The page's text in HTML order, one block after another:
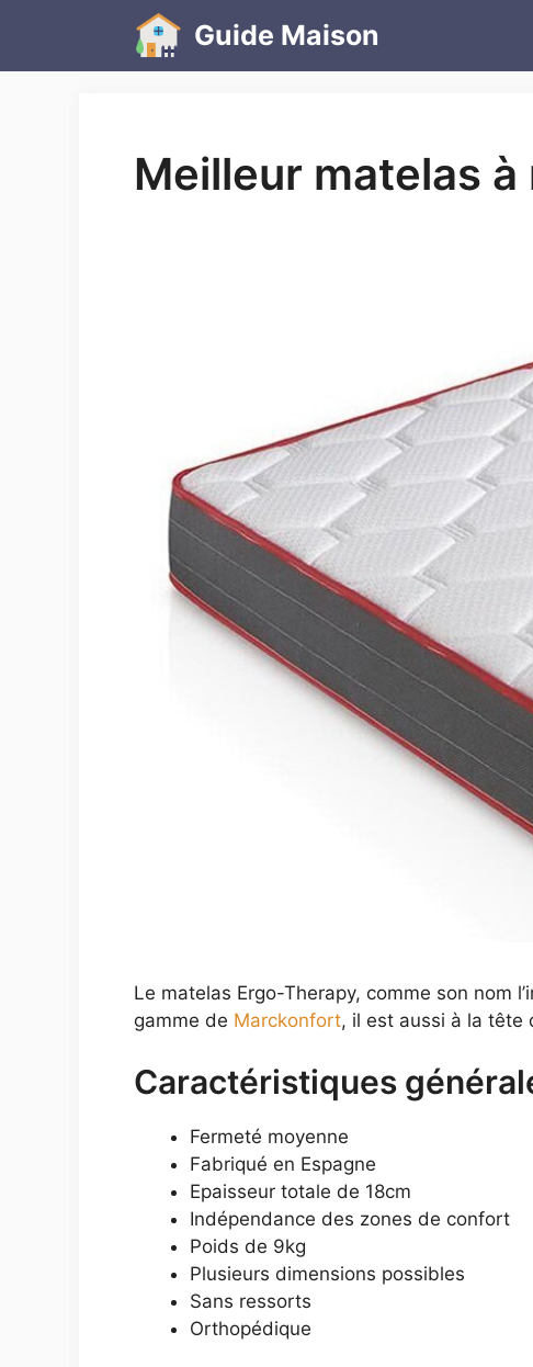
contenu
Guide Maison
Meilleur matelas
Le matelas Ergo-Therapy, comme son nom
gamme de Marckonfort, il est aussi à la tête
Caractéristiques
Fermeté moyenne
Fabriqué en Espagne
Epaisseur totale de 18cm
Indépendance des zones de confort
Poids de 9kg
Plusieurs dimensions possibles
Sans ressorts
Orthopédique